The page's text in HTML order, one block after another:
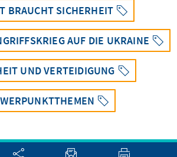
BRAUCHT SICHERHEIT
AUF DIE UKRAINE
UND VERTEIDIGUNG